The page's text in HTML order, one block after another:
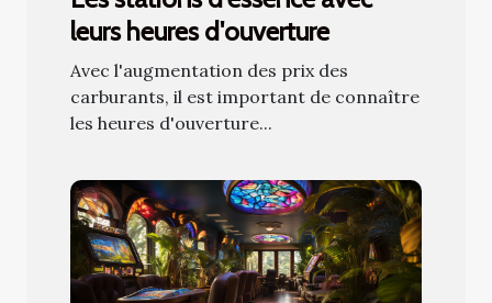
leurs heures d'ouverture
Avec l'augmentation des prix des
carburants, il est important de connaître
les heures d'ouverture...